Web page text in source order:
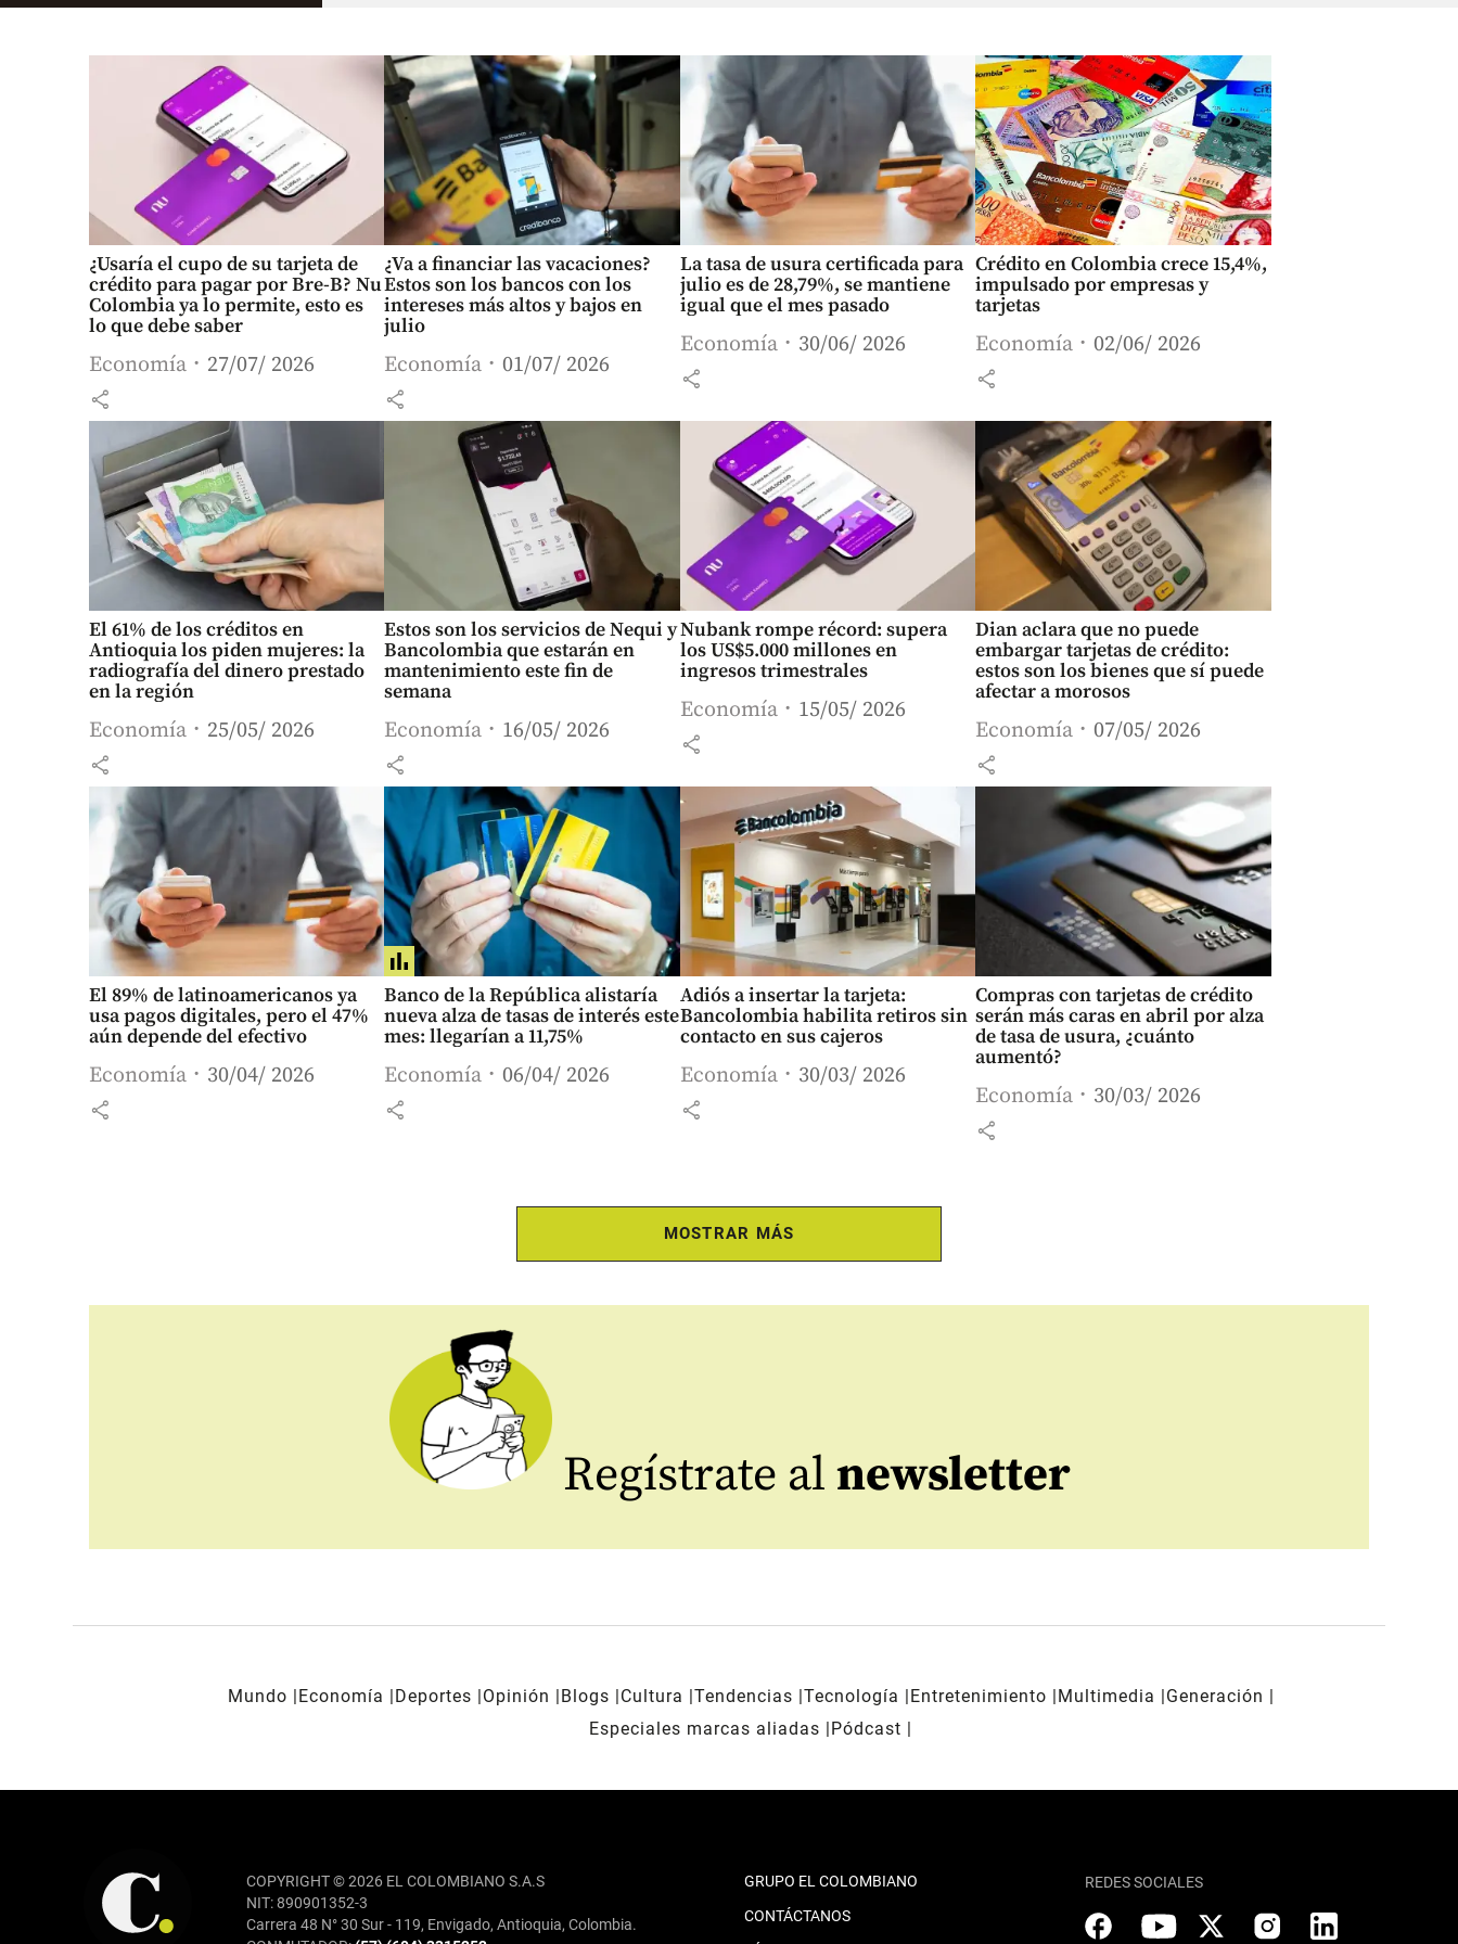
¿Usaría el cupo de su tarjeta de
crédito para pagar por Bre-B? Nu
Colombia ya lo permite, esto es
lo que debe saber
Economía 27/07/ 2026
share
¿Va a financiar las vacaciones?
Estos son los bancos con los
intereses más altos y bajos en
julio
Economía 01/07/ 2026
share
La tasa de usura certificada para
julio es de 28,79%, se mantiene
igual que el mes pasado
Economía 30/06/ 2026
share
Crédito en Colombia crece 15,4%,
impulsado por empresas y
tarjetas
Economía 02/06/ 2026
share
El 61% de los créditos en
Antioquia los piden mujeres: la
radiografía del dinero prestado
en la región
Economía 25/05/ 2026
share
Estos son los servicios de Nequi y
Bancolombia que estarán en
mantenimiento este fin de
semana
Economía 16/05/ 2026
share
Nubank rompe récord: supera
los US$5.000 millones en
ingresos trimestrales
Economía 15/05/ 2026
share
Dian aclara que no puede
embargar tarjetas de crédito:
estos son los bienes que sí puede
afectar a morosos
Economía 07/05/ 2026
share
El 89% de latinoamericanos ya
usa pagos digitales, pero el 47%
aún depende del efectivo
Economía 30/04/ 2026
share
Banco de la República alistaría
nueva alza de tasas de interés este
mes: llegarían a 11,75%
Economía 06/04/ 2026
share
Adiós a insertar la tarjeta:
Bancolombia habilita retiros sin
contacto en sus cajeros
Economía 30/03/ 2026
share
Compras con tarjetas de crédito
serán más caras en abril por alza
de tasa de usura, ¿cuánto
aumentó?
Economía 30/03/ 2026
share
MOSTRAR MÁS
Regístrate al newsletter
Mundo Economía Deportes Opinión Blogs Cultura Tendencias Tecnología Entretenimiento Multimedia
Generación
Especiales marcas aliadas
Pódcast
COPYRIGHT © 2026 EL COLOMBIANO S.A.S
NIT: 890901352-3
Carrera 48 N° 30 Sur - 119, Envigado, Antioquia, Colombia.
GRUPO EL COLOMBIANO
CONTÁCTANOS
REDES SOCIALES